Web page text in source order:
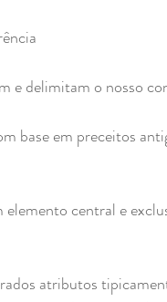
e delimitam o nosso
base em preceitos
central e
atributos